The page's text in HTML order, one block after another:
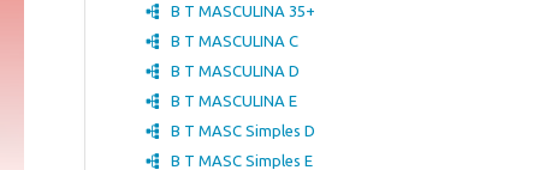
B T MASCULINA 35+
B T MASCULINA C
B T MASCULINA D
B T MASCULINA E
B T MASC Simples D
B T MASC Simples E